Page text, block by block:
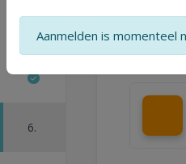
6.
Aanmelden is momenteel